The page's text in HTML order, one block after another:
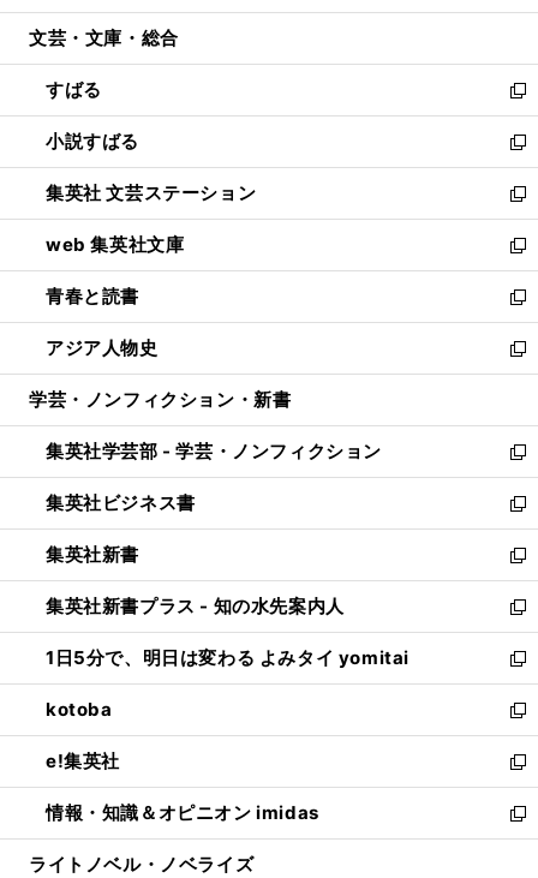
開
ウ
開
く
ン
ウ
で
開
く
ウ
ン
ド
ウ
で
開
く
文芸・文庫・総合
すばる
新
し
い
ウ
ィ
ン
ド
ウ
で
開
く
小説すばる
新
し
い
ウ
ィ
ン
ド
ウ
で
開
集英社 文芸ステーション
新
し
い
ウ
ィ
ン
ド
ウ
開
く
web 集英社文庫
新
し
い
ウ
ィ
ン
ウ
で
開
く
青春と読書
新
し
い
ウ
ン
ド
ウ
で
開
く
アジア人物史
新
し
ウ
ィ
ン
ド
ウ
で
開
く
学芸・ノンフィクション・新書
集英社学芸部 - 学芸・ノンフィクション
新
し
い
ウ
ィ
ン
ド
ウ
で
開
く
集英社ビジネス書
新
し
い
ウ
ィ
ン
ド
ウ
で
開
く
集英社新書
新
し
い
ウ
ィ
ン
ド
ウ
で
開
く
集英社新書プラス - 知の水先案内人
新
し
い
ウ
ィ
ン
ド
ウ
で
開
1日5分で、明日は変わる よみタイ yomitai
新
し
い
ウ
ィ
ン
ド
ウ
kotoba
新
し
い
ウ
ィ
ン
e!集英社
新
し
い
ウ
情報・知識＆オピニオン imidas
新
し
ライトノベル・ノベライズ